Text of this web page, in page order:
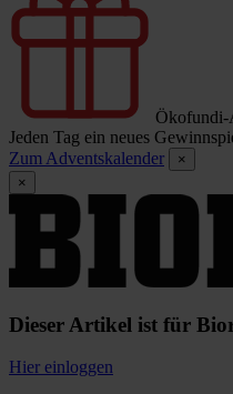
Ökofundi-
Jeden Tag ein neues
Zum Adventskalender
×
×
Dieser Artikel ist für
Hier einloggen